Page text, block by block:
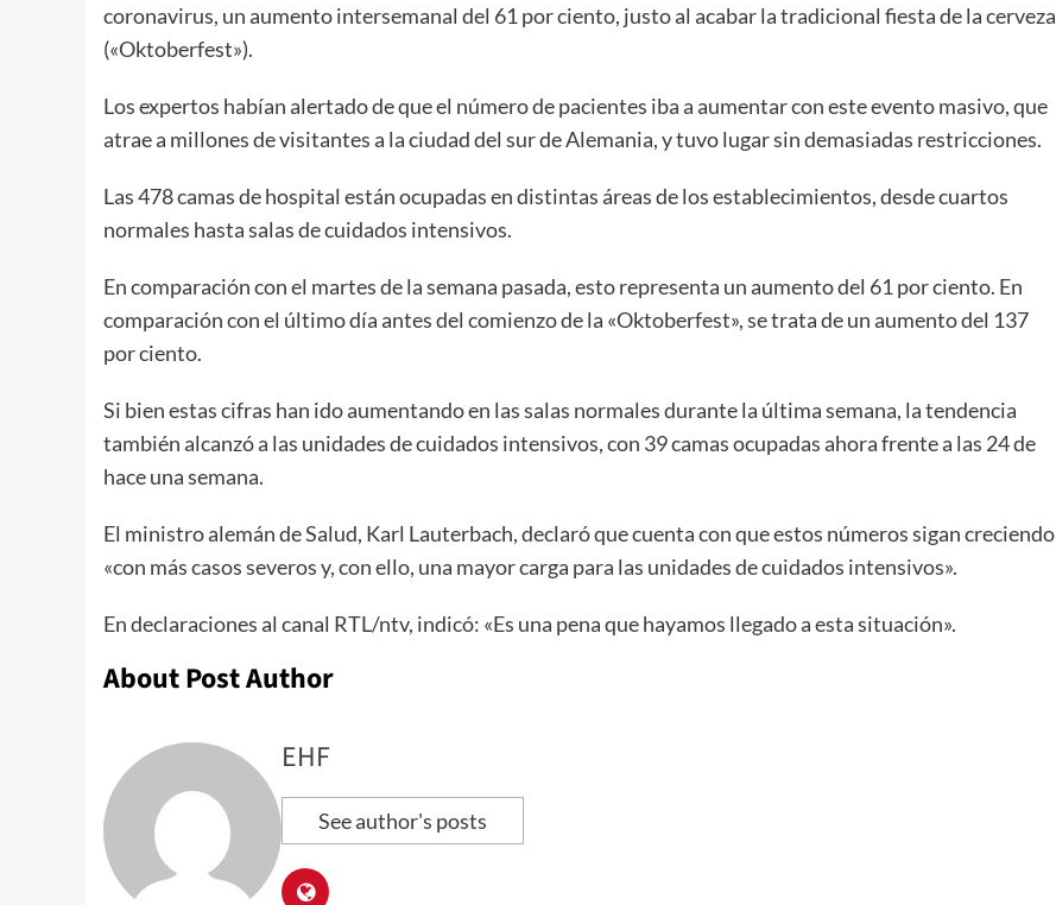
coronavirus, un aumento intersemanal del 61 por ciento, justo al acabar la tradicional fiesta de la cerveza
(«Oktoberfest»).
Los expertos habían alertado de que el número de pacientes iba a aumentar con este evento masivo, que
atrae a millones de visitantes a la ciudad del sur de Alemania, y tuvo lugar sin demasiadas restricciones.
Las 478 camas de hospital están ocupadas en distintas áreas de los establecimientos, desde cuartos
normales hasta salas de cuidados intensivos.
En comparación con el martes de la semana pasada, esto representa un aumento del 61 por ciento. En
comparación con el último día antes del comienzo de la «Oktoberfest», se trata de un aumento del 137
por ciento.
Si bien estas cifras han ido aumentando en las salas normales durante la última semana, la tendencia
también alcanzó a las unidades de cuidados intensivos, con 39 camas ocupadas ahora frente a las 24 de
hace una semana.
El ministro alemán de Salud, Karl Lauterbach, declaró que cuenta con que estos números sigan creciendo
«con más casos severos y, con ello, una mayor carga para las unidades de cuidados intensivos».
En declaraciones al canal RTL/ntv, indicó: «Es una pena que hayamos llegado a esta situación».
About Post Author
EHF
See author's posts